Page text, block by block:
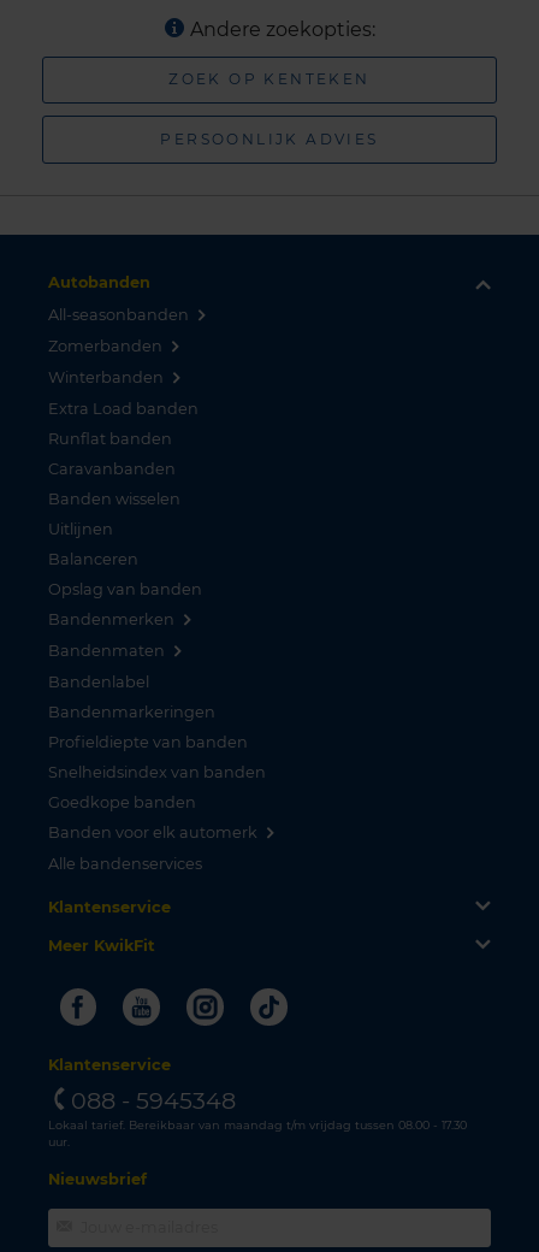
Andere zoekopties:
ZOEK OP KENTEKEN
PERSOONLIJK ADVIES
Autobanden
All-seasonbanden
Zomerbanden
Winterbanden
Extra Load banden
Runflat banden
Caravanbanden
Banden wisselen
Uitlijnen
Balanceren
Opslag van banden
Bandenmerken
Bandenmaten
Bandenlabel
Bandenmarkeringen
Profieldiepte van banden
Snelheidsindex van banden
Goedkope banden
Banden voor elk automerk
Alle bandenservices
Klantenservice
Meer KwikFit
FacebookYoutubeInstagram
Tiktok
Klantenservice
088 - 5945348
Lokaal tarief. Bereikbaar van maandag t/m vrijdag tussen 08.00 - 17.30
uur.
Nieuwsbrief